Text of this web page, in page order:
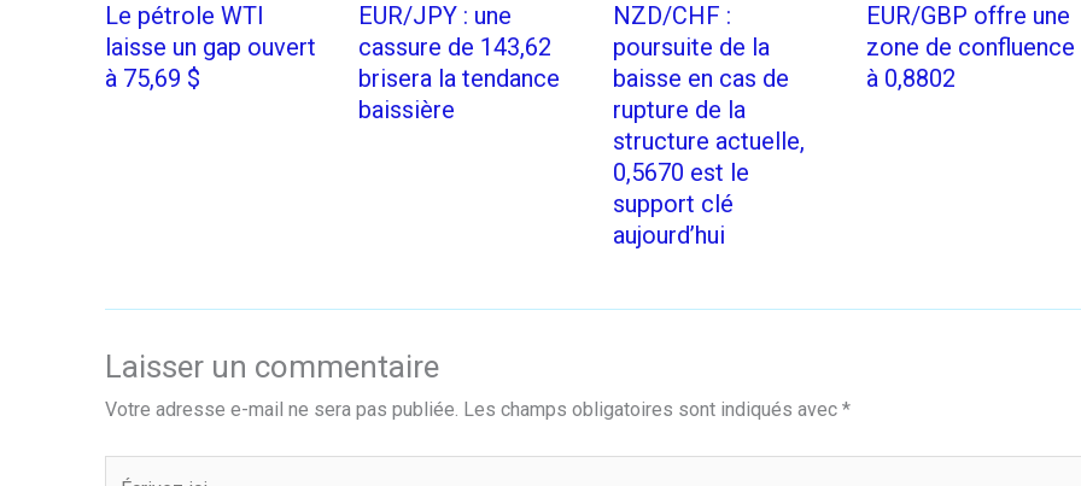
Le pétrole WTI
laisse un gap ouvert
à 75,69 $
EUR/JPY : une
cassure de 143,62
brisera la tendance
baissière
NZD/CHF :
poursuite de la
baisse en cas de
rupture de la
structure actuelle,
0,5670 est le
support clé
aujourd’hui
EUR/GBP offre une
zone de confluence
à 0,8802
Laisser un commentaire
Votre adresse e-mail ne sera pas publiée. Les champs obligatoires sont indiqués avec *
Écrivez